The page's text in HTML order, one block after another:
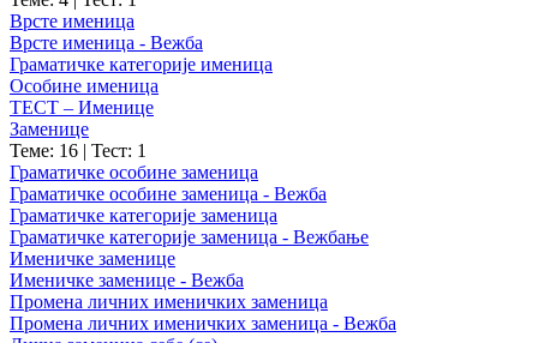
Врсте именица
Врсте именица - Вежба
Граматичке категорије именица
Особине именица
ТЕСТ – Именице
Заменице
Теме: 16 | Тест: 1
Граматичке особине заменица
Граматичке особине заменица - Вежба
Граматичке категорије заменица
Граматичке категорије заменица - Вежбање
Именичке заменице
Именичке заменице - Вежба
Промена личних именичких заменица
Промена личних именичких заменица - Вежба